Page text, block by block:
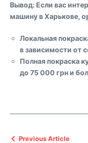
Вывод: Если вас
машину в Харькове,
Локальная
в зависимости от
Полная покраска
до 75 000 грн и
Previous Article